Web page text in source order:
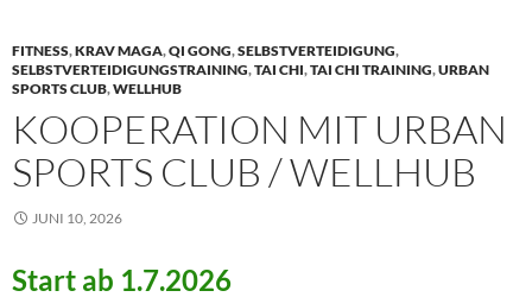
FITNESS,KRAV MAGA,QI GONG,SELBSTVERTEIDIGUNG,
SELBSTVERTEIDIGUNGSTRAINING,TAI CHI,TAI CHI TRAINING,URBAN
SPORTS CLUB,WELLHUB
KOOPERATION MIT URBAN
SPORTS CLUB / WELLHUB
JUNI 10, 2026
Start ab 1.7.2026